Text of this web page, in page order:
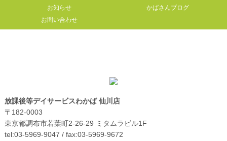
お知らせ
かばさんブログ
お問い合わせ
放課後等デイサービスわかば 仙川店
〒182-0003
東京都調布市若葉町2-26-29 ミタムラビル1F
tel:03-5969-9047 / fax:03-5969-9672